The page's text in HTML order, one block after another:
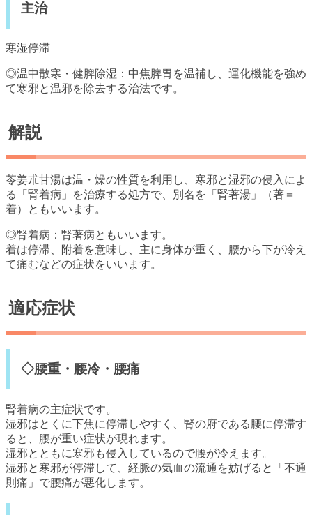
主治
寒湿停滞
◎温中散寒・健脾除湿：中焦脾胃を温補し、運化機能を強め
て寒邪と温邪を除去する治法です。
解説
苓姜朮甘湯は温・燥の性質を利用し、寒邪と湿邪の侵入によ
る「腎着病」を治療する処方で、別名を「腎著湯」（著＝
着）ともいいます。
◎腎着病：腎著病ともいいます。
着は停滞、附着を意味し、主に身体が重く、腰から下が冷え
て痛むなどの症状をいいます。
適応症状
◇腰重・腰冷・腰痛
腎着病の主症状です。
湿邪はとくに下焦に停滞しやすく、腎の府である腰に停滞す
ると、腰が重い症状が現れます。
湿邪とともに寒邪も侵入しているので腰が冷えます。
湿邪と寒邪が停滞して、経脈の気血の流通を妨げると「不通
則痛」で腰痛が悪化します。